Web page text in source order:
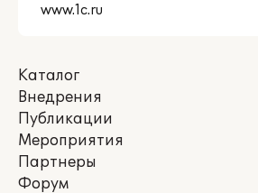
Каталог
Внедрения
Публикации
Мероприятия
Партнеры
Форум